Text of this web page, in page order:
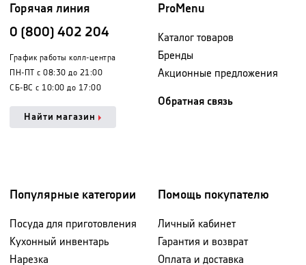
Горячая линия
0 (800) 402 204
График работы колл-центра
ПН-ПТ с 08:30 до 21:00
СБ-ВС с 10:00 до 17:00
Найти магазин
ProMenu
Каталог товаров
Бренды
Акционные предложения
Обратная связь
Популярные категории
Посуда для приготовления
Кухонный инвентарь
Нарезка
Помощь покупателю
Личный кабинет
Гарантия и возврат
Оплата и доставка